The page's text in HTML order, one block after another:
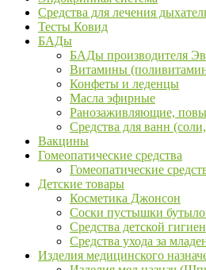
Средства для лечения
Тесты Ковид
БАДы
БАДы производителя
Витамины
Конфеты и леденцы
Масла эфирные
Ранозаживляющие,
Средства для ванн
Вакцины
Гомеопатические средства
Гомеопатические
Детские товары
Косметика Джонсон
Соски пустышки
Средства детской
Средства ухода за
Изделия медицинского